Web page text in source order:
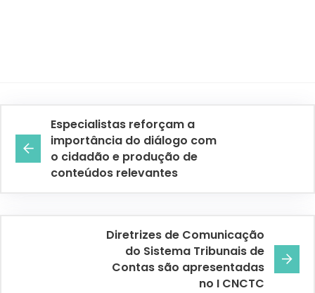
Especialistas reforçam a
importância do diálogo com
o cidadão e produção de
conteúdos relevantes
Diretrizes de Comunicação
do Sistema Tribunais de
Contas são apresentadas
no I CNCTC